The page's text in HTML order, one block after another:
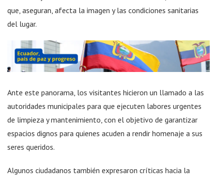
que, aseguran, afecta la imagen y las condiciones sanitarias
del lugar.
Ante este panorama, los visitantes hicieron un llamado a las
autoridades municipales para que ejecuten labores urgentes
de limpieza y mantenimiento, con el objetivo de garantizar
espacios dignos para quienes acuden a rendir homenaje a sus
seres queridos.
Algunos ciudadanos también expresaron críticas hacia la